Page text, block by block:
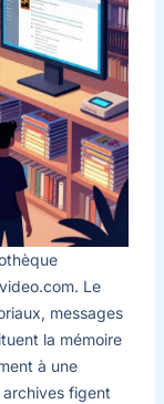
Le
messages
la mémoire
à une
figent